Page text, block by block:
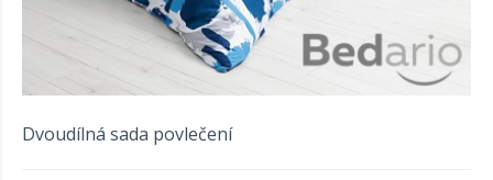
Dvoudílná sada povlečení